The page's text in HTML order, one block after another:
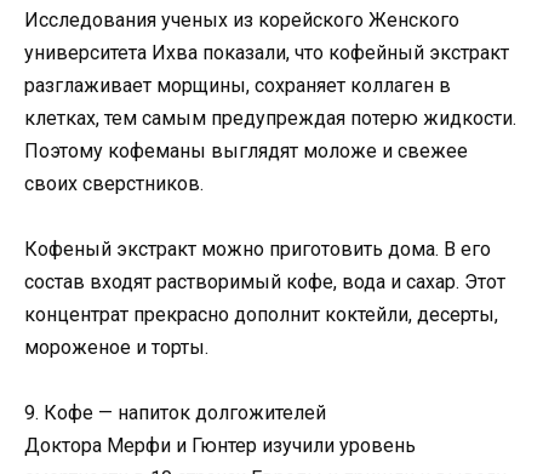
Исследования ученых из корейского Женского
университета Ихва показали, что кофейный экстракт
разглаживает морщины, сохраняет коллаген в
клетках, тем самым предупреждая потерю жидкости.
Поэтому кофеманы выглядят моложе и свежее
своих сверстников.
Кофеный экстракт можно приготовить дома. В его
состав входят растворимый кофе, вода и сахар. Этот
концентрат прекрасно дополнит коктейли, десерты,
мороженое и торты.
9. Кофе — напиток долгожителей
Доктора Мерфи и Гюнтер изучили уровень